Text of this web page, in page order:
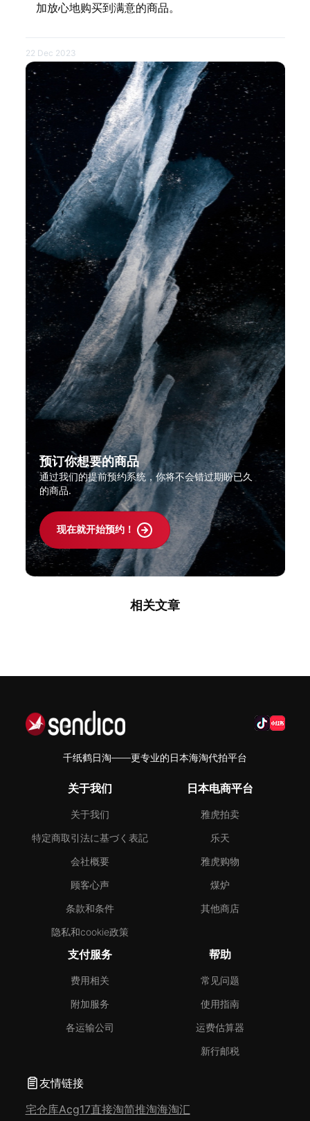
加放心地购买到满意的商品。
22 Dec 2023
预订你想要的商品
通过我们的提前预约系统，你将不会错过期盼已久
的商品.
现在就开始预约！
相关文章
千纸鹤日淘——更专业的日本海淘代拍平台
关于我们
关于我们
特定商取引法に基づく表記
会社概要
顾客心声
条款和条件
隐私和cookie政策
日本电商平台
雅虎拍卖
乐天
雅虎购物
煤炉
其他商店
支付服务
费用相关
附加服务
各运输公司
帮助
常见问题
使用指南
运费估算器
新行邮税
友情链接
宅仓库Acg17直接淘简推淘海淘汇